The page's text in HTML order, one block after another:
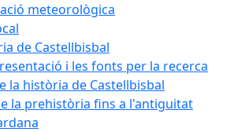
meteorològica
de Castellbisbal
i les fonts per la recerca
la història de Castellbisbal
la prehistòria fins a l'antiguitat